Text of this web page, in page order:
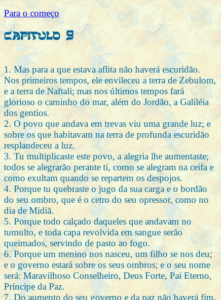
Para o começo
Capitulo 9
1. Mas para a que estava aflita não haverá escuridão.
Nos primeiros tempos, ele envileceu a terra de Zebulom,
e a terra de Naftali; mas nos últimos tempos fará
glorioso o caminho do mar, além do Jordão, a Galiléia
dos gentios.
2. O povo que andava em trevas viu uma grande luz; e
sobre os que habitavam na terra de profunda escuridão
resplandeceu a luz.
3. Tu multiplicaste este povo, a alegria lhe aumentaste;
todos se alegrarão perante ti, como se alegram na ceifa e
como exultam quando se repartem os despojos.
4. Porque tu quebraste o jugo da sua carga e o bordão
do seu ombro, que é o cetro do seu opressor, como no
dia de Midiã.
5. Porque todo calçado daqueles que andavam no
tumulto, e toda capa revolvida em sangue serão
queimados, servindo de pasto ao fogo.
6. Porque um menino nos nasceu, um filho se nos deu;
e o governo estará sobre os seus ombros; e o seu nome
será: Maravilhoso Conselheiro, Deus Forte, Pai Eterno,
Príncipe da Paz.
7. Do aumento do seu governo e da paz não haverá fim,